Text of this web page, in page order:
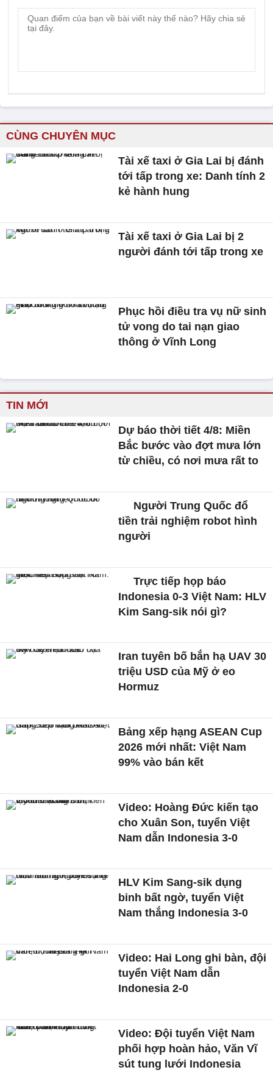
CÙNG CHUYÊN MỤC
Tài xế taxi ở Gia Lai bị đánh
tới tấp trong xe: Danh tính 2
kẻ hành hung
Tài xế taxi ở Gia Lai bị 2
người đánh tới tấp trong xe
Phục hồi điều tra vụ nữ sinh
tử vong do tai nạn giao
thông ở Vĩnh Long
TIN MỚI
Dự báo thời tiết 4/8: Miền
Bắc bước vào đợt mưa lớn
từ chiều, có nơi mưa rất to
Người Trung Quốc đổ
tiền trải nghiệm robot hình
người
Trực tiếp họp báo
Indonesia 0-3 Việt Nam: HLV
Kim Sang-sik nói gì?
Iran tuyên bố bắn hạ UAV 30
triệu USD của Mỹ ở eo
Hormuz
Bảng xếp hạng ASEAN Cup
2026 mới nhất: Việt Nam
99% vào bán kết
Video: Hoàng Đức kiến tạo
cho Xuân Son, tuyển Việt
Nam dẫn Indonesia 3-0
HLV Kim Sang-sik dụng
binh bất ngờ, tuyển Việt
Nam thắng Indonesia 3-0
Video: Hai Long ghi bàn, đội
tuyển Việt Nam dẫn
Indonesia 2-0
Video: Đội tuyển Việt Nam
phối hợp hoàn hảo, Văn Vĩ
sút tung lưới Indonesia